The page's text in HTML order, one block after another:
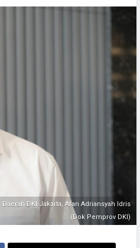
DKI Jakarta, Afan Adriansyah Idris
(Dok Pemprov DKI)